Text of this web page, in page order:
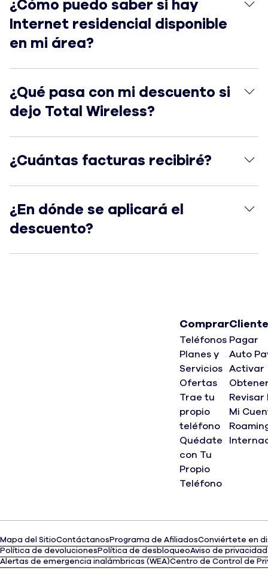
¿Cómo puedo saber si hay
Internet residencial disponible
en mi área?
¿Qué pasa con mi descuento si
dejo Total Wireless?
¿Cuántas facturas recibiré?
¿En dónde se aplicará el
descuento?
Comprar
Teléfonos
Planes y
Servicios
Ofertas
Trae tu
propio
teléfono
Quédate
con Tu
Propio
Teléfono
Pagar
Auto
Activar
Revisar
Mi
Mapa del Sitio
(opens
in
a
Contáctanos Programa de AfiliadosConviértete en
Política de devoluciones Política de desbloqueoAviso de
Alertas de emergencia inalámbricas (WEA)Centro de Control de